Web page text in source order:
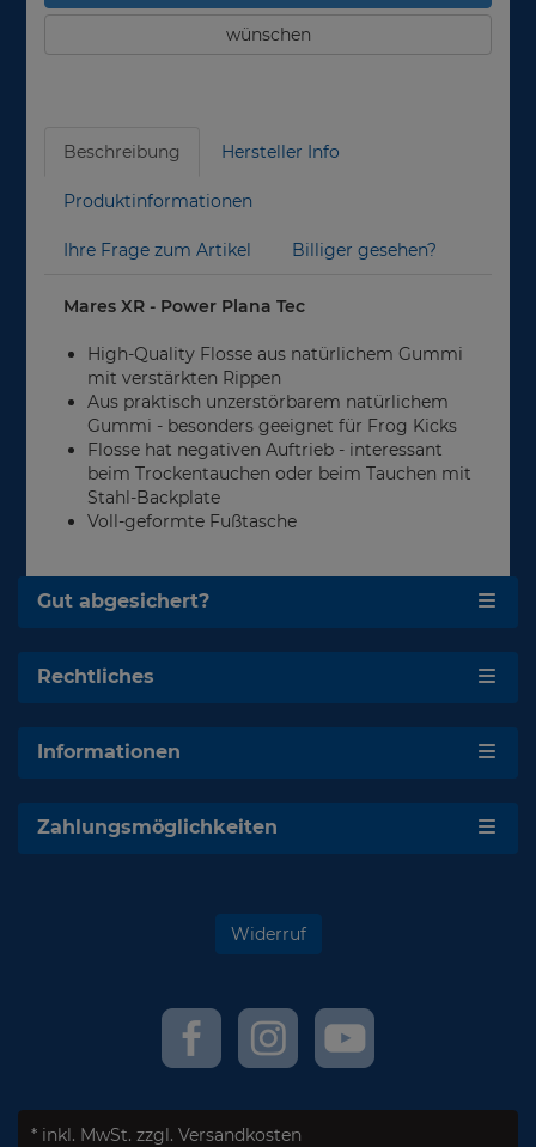
wünschen
Beschreibung Hersteller Info
Produktinformationen
Ihre Frage zum Artikel Billiger gesehen?
Mares XR - Power Plana Tec
High-Quality Flosse aus natürlichem Gummi
mit verstärkten Rippen
Aus praktisch unzerstörbarem natürlichem
Gummi - besonders geeignet für Frog Kicks
Flosse hat negativen Auftrieb - interessant
beim Trockentauchen oder beim Tauchen mit
Stahl-Backplate
Voll-geformte Fußtasche
Gut abgesichert?
Rechtliches
Informationen
Zahlungsmöglichkeiten
Widerruf
* inkl. MwSt. zzgl. Versandkosten